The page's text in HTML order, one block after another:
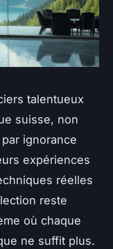
talentueux
suisse, non
ignorance
expériences
réelles
reste
où chaque
ne suffit plus.